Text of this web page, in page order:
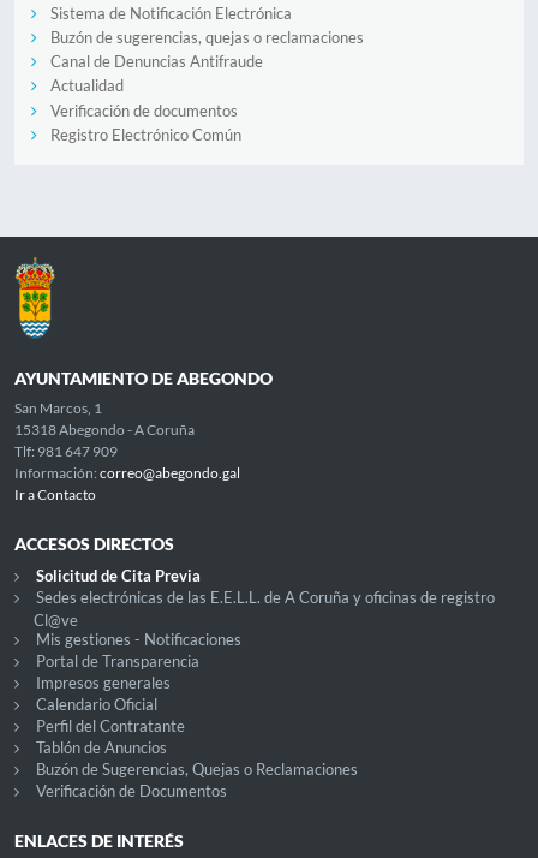
Sistema de Notificación Electrónica
Buzón de sugerencias, quejas o reclamaciones
Canal de Denuncias Antifraude
Actualidad
Verificación de documentos
Registro Electrónico Común
AYUNTAMIENTO DE ABEGONDO
San Marcos, 1
15318 Abegondo - A Coruña
Tlf: 981 647 909
Información: correo@abegondo.gal
Ir a Contacto
ACCESOS DIRECTOS
Solicitud de Cita Previa
Sedes electrónicas de las E.E.L.L. de A Coruña y oficinas de registro
Cl@ve
Mis gestiones - Notificaciones
Portal de Transparencia
Impresos generales
Calendario Oficial
Perfil del Contratante
Tablón de Anuncios
Buzón de Sugerencias, Quejas o Reclamaciones
Verificación de Documentos
ENLACES DE INTERÉS